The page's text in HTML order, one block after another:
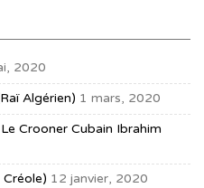
2020
Algérien) 1 mars, 2020
Crooner Cubain Ibrahim
12 janvier, 2020